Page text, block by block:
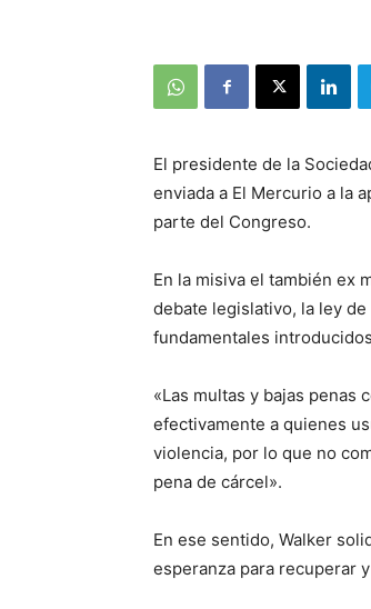
El presidente de la
enviada a El Mercurio a la
parte del Congreso.
En la misiva el también ex
debate legislativo, la ley
fundamentales
«Las multas y bajas
efectivamente a quienes
violencia, por lo que no
pena de cárcel».
En ese sentido, Walker
esperanza para recuperar